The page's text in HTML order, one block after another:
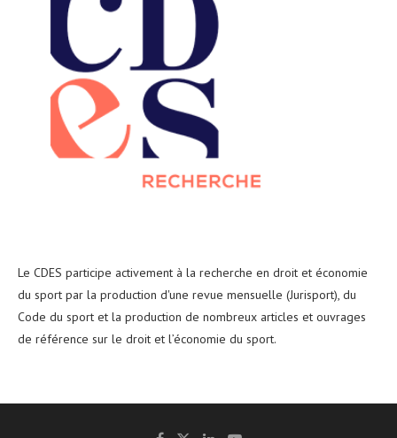
Le CDES participe activement à la recherche en droit et économie
du sport par la production d'une revue mensuelle (Jurisport), du
Code du sport et la production de nombreux articles et ouvrages
de référence sur le droit et l’économie du sport.